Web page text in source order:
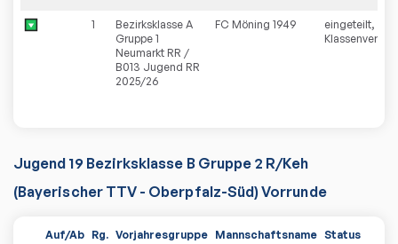
1
Bezirksklasse A
Gruppe 1
Neumarkt RR /
B013 Jugend RR
2025/26
FC Möning 1949
eingeteilt,
Jugend 19 Bezirksklasse B Gruppe 2 R/Keh
(Bayerischer TTV - Oberpfalz-Süd) Vorrunde
Auf/Ab Rg. Vorjahresgruppe Mannschaftsname Status